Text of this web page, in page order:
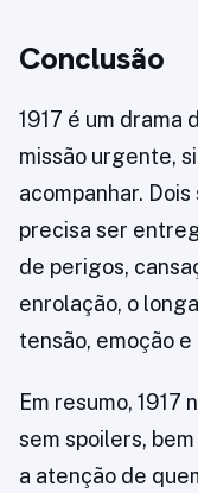
Conclusão
1917 é um drama
missão urgente,
acompanhar.
precisa ser
de perigos,
enrolação, o
tensão, emoção
Em resumo,
sem spoilers,
a atenção de